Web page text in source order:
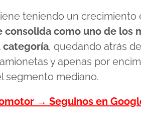
teniendo un crecimiento
consolida como uno de los
categoría, quedando atrás
y apenas por
segmento mediano.
→ Seguinos en